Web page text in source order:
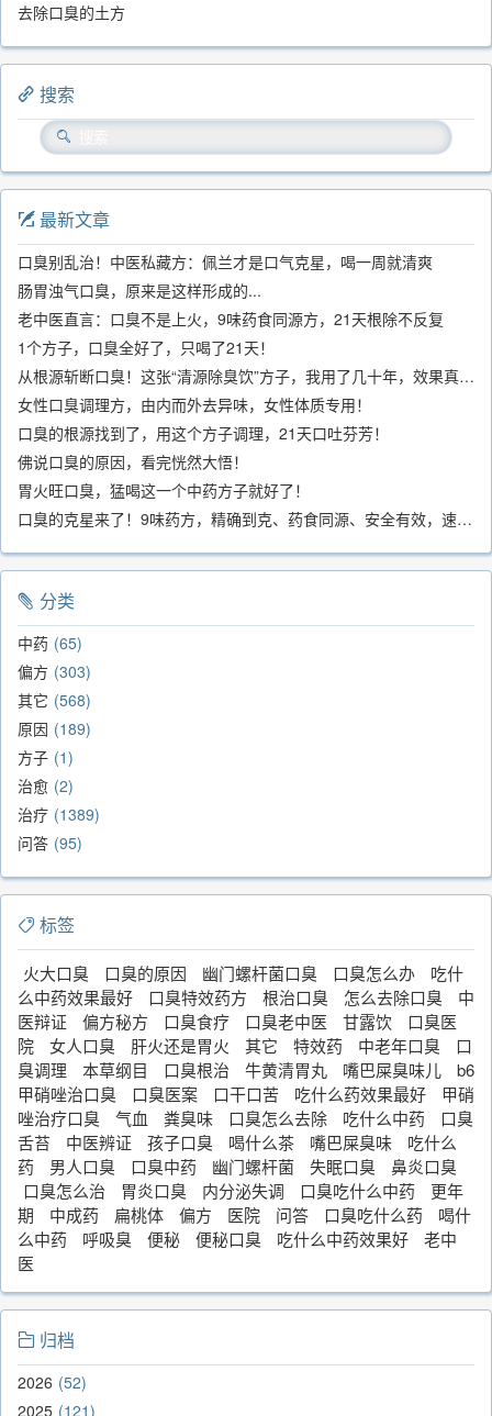
去除口臭的土方
搜索
最新文章
口臭别乱治！中医私藏方：佩兰才是口气克星，喝一周就清爽
肠胃浊气口臭，原来是这样形成的...
老中医直言：口臭不是上火，9味药食同源方，21天根除不反复
1个方子，口臭全好了，只喝了21天！
从根源斩断口臭！这张“清源除臭饮”方子，我用了几十年，效果真不错
女性口臭调理方，由内而外去异味，女性体质专用！
口臭的根源找到了，用这个方子调理，21天口吐芬芳！
佛说口臭的原因，看完恍然大悟！
胃火旺口臭，猛喝这一个中药方子就好了！
口臭的克星来了！9味药方，精确到克、药食同源、安全有效，速看！
分类
中药 65
偏方 303
其它 568
原因 189
方子 1
治愈 2
治疗 1389
问答 95
标签
火大口臭 口臭的原因 幽门螺杆菌口臭 口臭怎么办
吃什
么中药效果最好
口臭特效药方 根治口臭 怎么去除口臭
中
医辩证
偏方秘方 口臭食疗 口臭老中医 甘露饮
口臭医
院
女人口臭 肝火还是胃火 其它 特效药 中老年口臭
口
臭调理
本草纲目 口臭根治 牛黄清胃丸 嘴巴屎臭味儿
b6
甲硝唑治口臭
口臭医案 口干口苦 吃什么药效果最好
甲硝
唑治疗口臭
气血 粪臭味 口臭怎么去除 吃什么中药
口臭
舌苔
中医辨证 孩子口臭 喝什么茶 嘴巴屎臭味
吃什么
药
男人口臭 口臭中药 幽门螺杆菌 失眠口臭
鼻炎口臭
口臭怎么治
胃炎口臭 内分泌失调 口臭吃什么中药
更年
期
中成药 扁桃体 偏方 医院 问答 口臭吃什么药
喝什
么中药
呼吸臭 便秘 便秘口臭 吃什么中药效果好
老中
医
归档
2026 52
2025 121